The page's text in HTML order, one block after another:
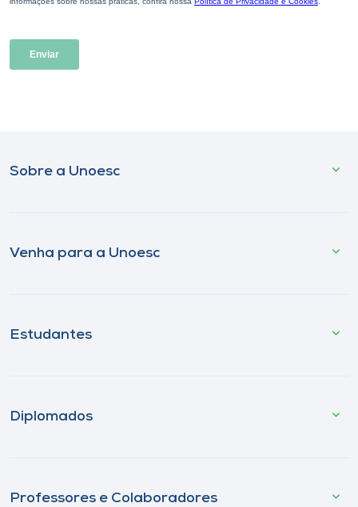
Sobre a Unoesc
Venha para a Unoesc
Estudantes
Diplomados
Professores e Colaboradores